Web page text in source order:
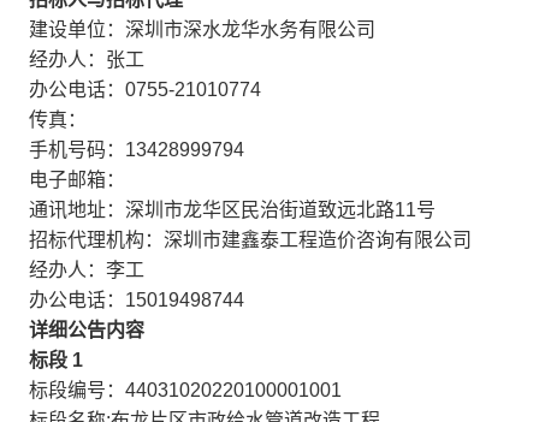
建设单位：深圳市深水龙华水务有限公司
经办人：张工
办公电话：0755-21010774
传真：
手机号码：13428999794
电子邮箱：
通讯地址：深圳市龙华区民治街道致远北路11号
招标代理机构：深圳市建鑫泰工程造价咨询有限公司
经办人：李工
办公电话：15019498744
详细公告内容
标段 1
标段编号：44031020220100001001